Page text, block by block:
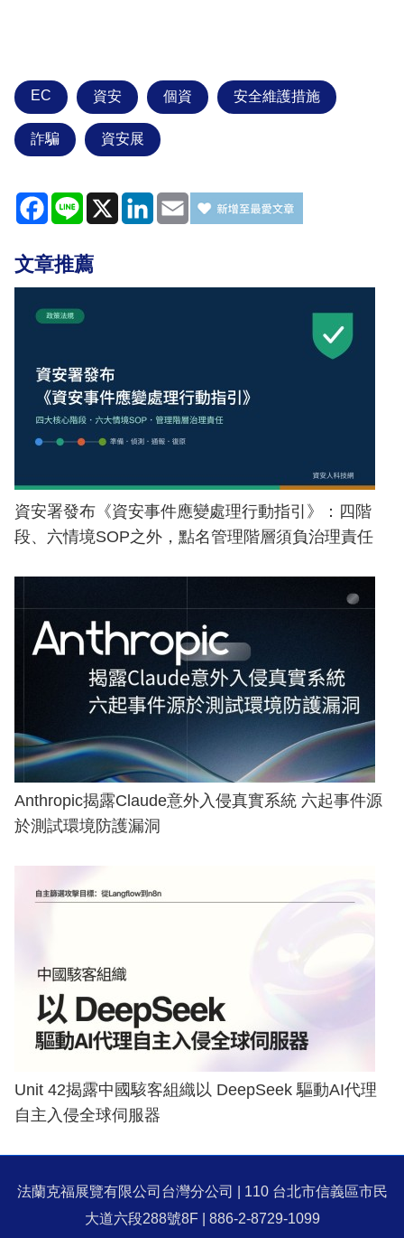
EC 資安 個資 安全維護措施
詐騙 資安展
Facebook
Line X LinkedIn
Email
文章推薦
資安署發布《資安事件應變處理行動指引》：四階
段、六情境SOP之外，點名管理階層須負治理責任
Anthropic揭露Claude意外入侵真實系統 六起事件源
於測試環境防護漏洞
Unit 42揭露中國駭客組織以 DeepSeek 驅動AI代理
自主入侵全球伺服器
法蘭克福展覽有限公司台灣分公司 | 110 台北市信義區市民
大道六段288號8F | 886-2-8729-1099